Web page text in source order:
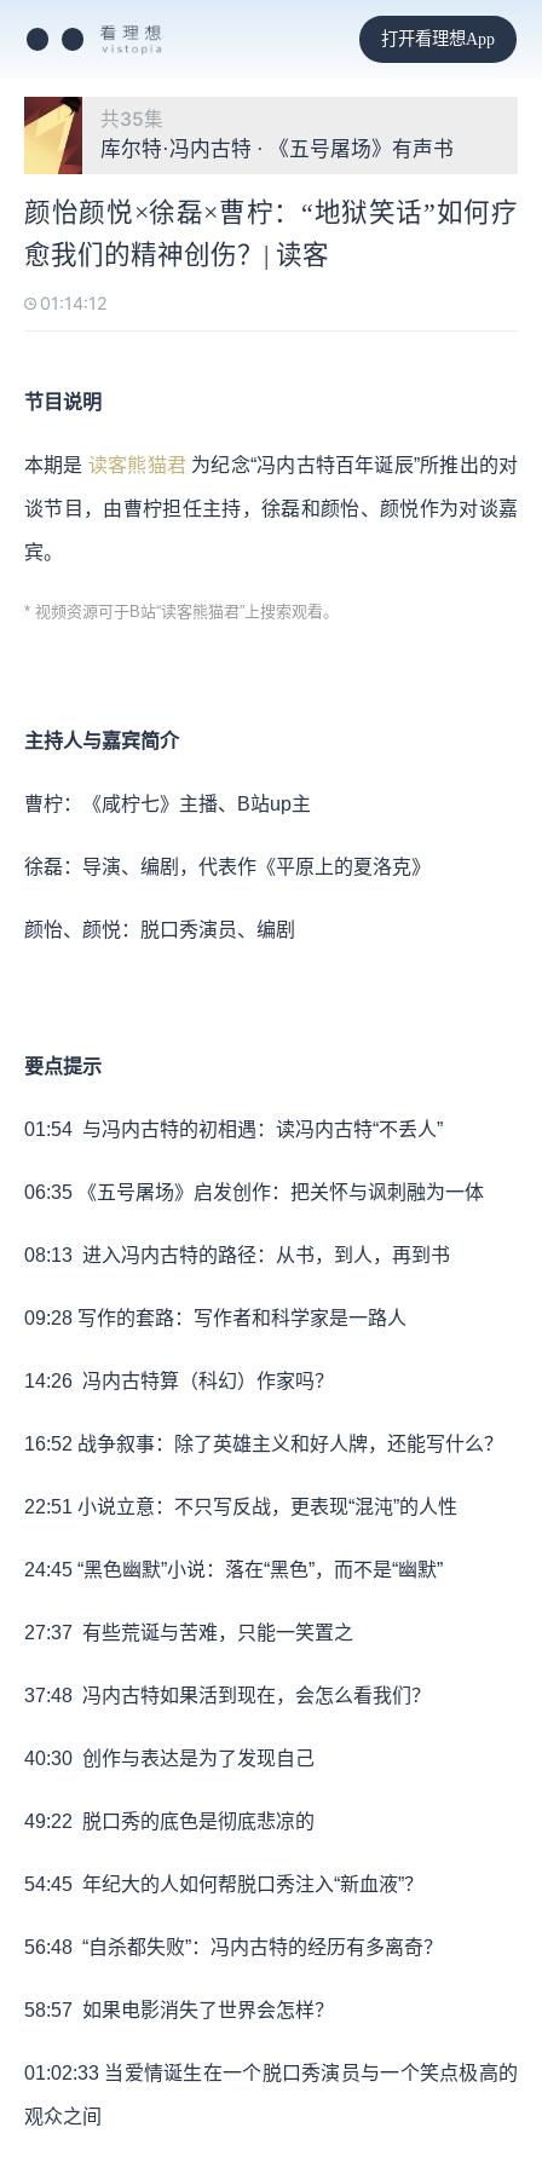
打开看理想App
共35集
库尔特·冯内古特 · 《五号屠场》有声书
颜怡颜悦×徐磊×曹柠：“地狱笑话”如何疗
愈我们的精神创伤？| 读客
01:14:12
节目说明
本期是 读客熊猫君 为纪念“冯内古特百年诞辰”所推出的对
谈节目，由曹柠担任主持，徐磊和颜怡、颜悦作为对谈嘉
宾。
* 视频资源可于B站“读客熊猫君”上搜索观看。
主持人与嘉宾简介
曹柠：《咸柠七》主播、B站up主
徐磊：导演、编剧，代表作《平原上的夏洛克》
颜怡、颜悦：脱口秀演员、编剧
要点提示
01:54 与冯内古特的初相遇：读冯内古特“不丢人”
06:35 《五号屠场》启发创作：把关怀与讽刺融为一体
08:13 进入冯内古特的路径：从书，到人，再到书
09:28 写作的套路：写作者和科学家是一路人
14:26 冯内古特算（科幻）作家吗？
16:52 战争叙事：除了英雄主义和好人牌，还能写什么？
22:51 小说立意：不只写反战，更表现“混沌”的人性
24:45 “黑色幽默”小说：落在“黑色”，而不是“幽默”
27:37 有些荒诞与苦难，只能一笑置之
37:48 冯内古特如果活到现在，会怎么看我们？
40:30 创作与表达是为了发现自己
49:22 脱口秀的底色是彻底悲凉的
54:45 年纪大的人如何帮脱口秀注入“新血液”？
56:48 “自杀都失败”：冯内古特的经历有多离奇？
58:57 如果电影消失了世界会怎样？
01:02:33 当爱情诞生在一个脱口秀演员与一个笑点极高的
观众之间